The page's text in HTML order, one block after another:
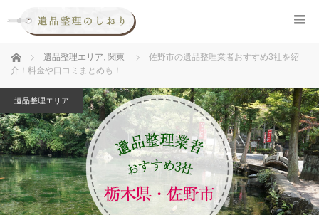
ホーム 遺品整理エリア, 関東
佐野市の遺品整理業者おすすめ3社を紹
介！料金や口コミまとめも！
遺品整理エリア